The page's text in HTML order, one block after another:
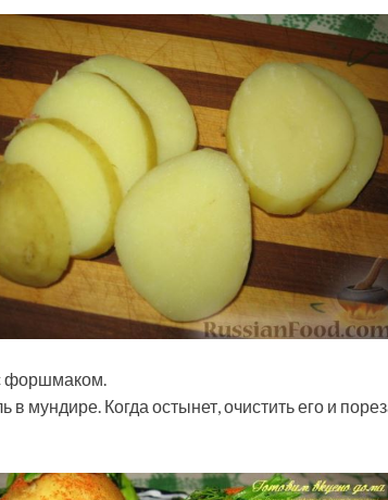
форшмаком.
мундире. Когда остынет, очистить его и